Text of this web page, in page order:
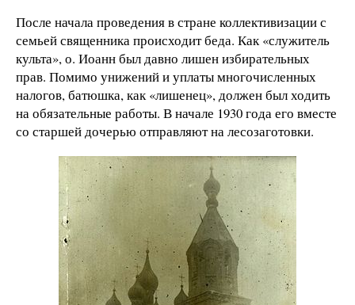
После начала проведения в стране коллективизации с
семьей священника происходит беда. Как «служитель
культа», о. Иоанн был давно лишен избирательных
прав. Помимо унижений и уплаты многочисленных
налогов, батюшка, как «лишенец», должен был ходить
на обязательные работы. В начале 1930 года его вместе
со старшей дочерью отправляют на лесозаготовки.